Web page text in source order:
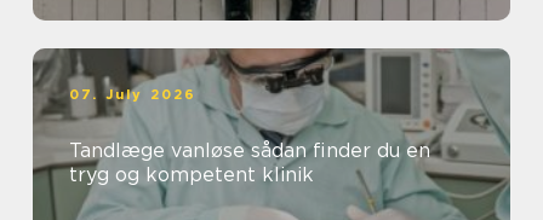
07. July 2026
Tandlæge vanløse sådan finder du en
tryg og kompetent klinik